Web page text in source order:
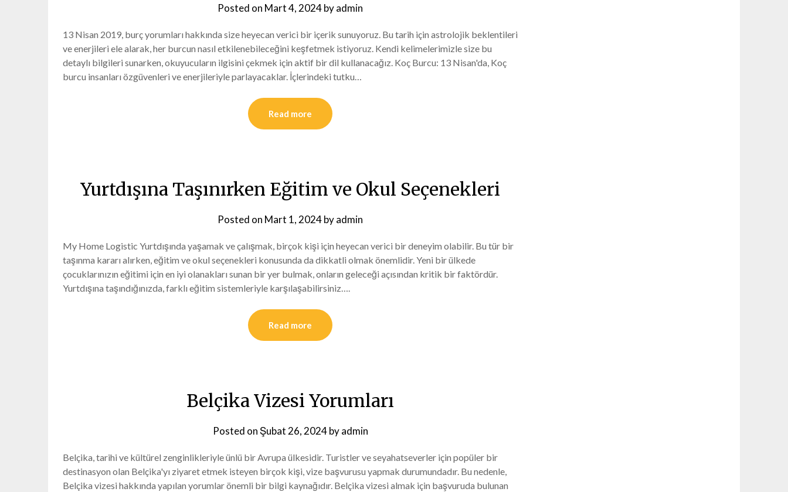
Posted on Mart 4, 2024byadmin
13 Nisan 2019, burç yorumları hakkında size heyecan verici bir içerik sunuyoruz. Bu tarih için astrolojik beklentileri
ve enerjileri ele alarak, her burcun nasıl etkilenebileceğini keşfetmek istiyoruz. Kendi kelimelerimizle size bu
detaylı bilgileri sunarken, okuyucuların ilgisini çekmek için aktif bir dil kullanacağız. Koç Burcu: 13 Nisan'da, Koç
burcu insanları özgüvenleri ve enerjileriyle parlayacaklar. İçlerindeki tutku…
Read more
Yurtdışına Taşınırken Eğitim ve Okul Seçenekleri
Posted on Mart 1, 2024byadmin
My Home Logistic Yurtdışında yaşamak ve çalışmak, birçok kişi için heyecan verici bir deneyim olabilir. Bu tür bir
taşınma kararı alırken, eğitim ve okul seçenekleri konusunda da dikkatli olmak önemlidir. Yeni bir ülkede
çocuklarınızın eğitimi için en iyi olanakları sunan bir yer bulmak, onların geleceği açısından kritik bir faktördür.
Yurtdışına taşındığınızda, farklı eğitim sistemleriyle karşılaşabilirsiniz….
Read more
Belçika Vizesi Yorumları
Posted on Şubat 26, 2024byadmin
Belçika, tarihi ve kültürel zenginlikleriyle ünlü bir Avrupa ülkesidir. Turistler ve seyahatseverler için popüler bir
destinasyon olan Belçika'yı ziyaret etmek isteyen birçok kişi, vize başvurusu yapmak durumundadır. Bu nedenle,
Belçika vizesi hakkında yapılan yorumlar önemli bir bilgi kaynağıdır. Belçika vizesi almak için başvuruda bulunan